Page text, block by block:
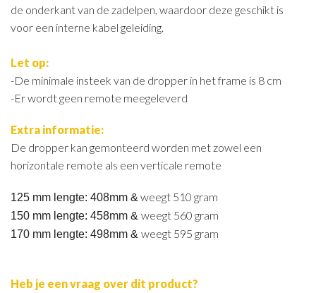
de onderkant van de zadelpen, waardoor deze geschikt is
voor een interne kabel geleiding.
Let op:
-De minimale insteek van de dropper in het frame is 8 cm
-Er wordt geen remote meegeleverd
Extra informatie:
De dropper kan gemonteerd worden met zowel een
horizontale remote als een verticale remote
125 mm lengte: 408mm & weegt 510 gram
150 mm lengte: 458mm & weegt 560 gram
170 mm lengte: 498mm & weegt 595 gram
Heb je een vraag over dit product?